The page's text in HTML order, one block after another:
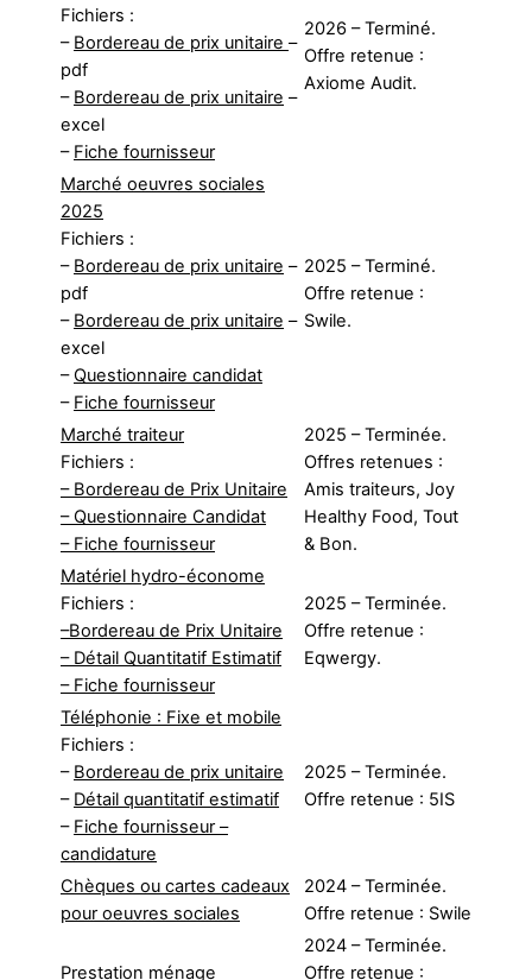
Fichiers :
– Bordereau de prix unitaire –
pdf
– Bordereau de prix unitaire –
excel
– Fiche fournisseur
2026 – Terminé.
Offre retenue :
Axiome Audit.
Marché oeuvres sociales
2025
Fichiers :
– Bordereau de prix unitaire –
pdf
– Bordereau de prix unitaire –
excel
–Questionnaire candidat
– Fiche fournisseur
2025 – Terminé.
Offre retenue :
Swile.
Marché traiteur
Fichiers :
–Bordereau de Prix Unitaire
– Questionnaire Candidat
– Fiche fournisseur
2025 – Terminée.
Offres retenues :
Amis traiteurs, Joy
Healthy Food, Tout
& Bon.
Matériel hydro-économe
Fichiers :
–Bordereau de Prix Unitaire
– Détail Quantitatif Estimatif
– Fiche fournisseur
2025 – Terminée.
Offre retenue :
Eqwergy.
Téléphonie : Fixe et mobile
Fichiers :
– Bordereau de prix unitaire
– Détail quantitatif estimatif
– Fiche fournisseur –
candidature
2025 – Terminée.
Offre retenue : 5IS
Chèques ou cartes cadeaux
pour oeuvres sociales
2024 – Terminée.
Offre retenue : Swile
Prestation ménage
2024 – Terminée.
Offre retenue :